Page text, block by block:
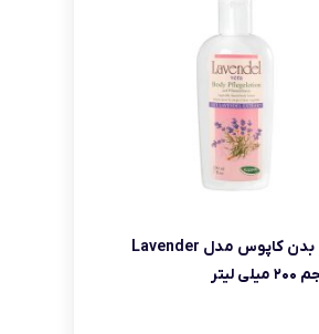
لوسیون بدن کاپوس مدل Lavender